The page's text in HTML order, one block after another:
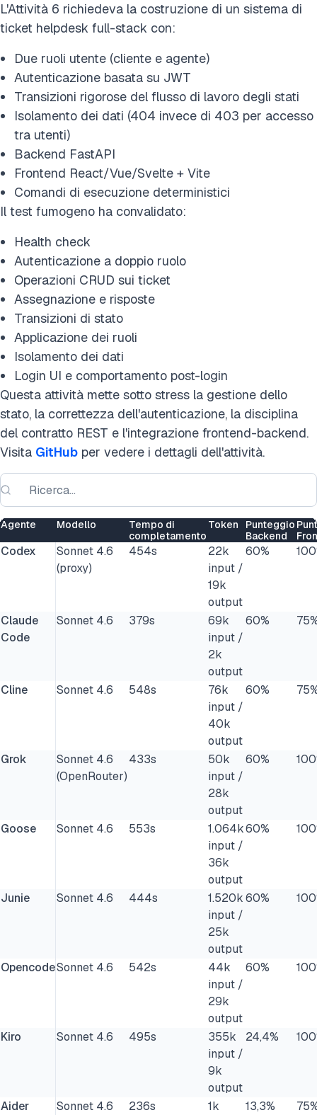
L'Attività 6 richiedeva la costruzione di un sistema di
ticket helpdesk full-stack con:
Due ruoli utente (cliente e agente)
Autenticazione basata su JWT
Transizioni rigorose del flusso di lavoro degli stati
Isolamento dei dati (404 invece di 403 per accesso
tra utenti)
Backend FastAPI
Frontend React/Vue/Svelte + Vite
Comandi di esecuzione deterministici
Il test fumogeno ha convalidato:
Health check
Autenticazione a doppio ruolo
Operazioni CRUD sui ticket
Assegnazione e risposte
Transizioni di stato
Applicazione dei ruoli
Isolamento dei dati
Login UI e comportamento post-login
Questa attività mette sotto stress la gestione dello
stato, la correttezza dell'autenticazione, la disciplina
del contratto REST e l'integrazione frontend-backend.
Visita GitHub per vedere i dettagli dell'attività.
Agente Modello
Tempo di
completamento
Token
Punteggio
Backend
Codex
Sonnet 4.6
(proxy)
454s
22k
input /
19k
output
60%
Claude
Code
Sonnet 4.6 379s
69k
input /
2k
output
60%
Cline Sonnet 4.6 548s
76k
input /
40k
output
60%
Grok
Sonnet 4.6
(OpenRouter)
433s
50k
input /
28k
output
60%
Goose Sonnet 4.6 553s
1.064k
input /
36k
output
60%
Junie Sonnet 4.6 444s
1.520k
input /
25k
output
60%
OpencodeSonnet 4.6 542s
44k
input /
29k
output
60%
Kiro Sonnet 4.6 495s
355k
input /
9k
output
24,4%
Aider Sonnet 4.6 236s
1k
13,3%